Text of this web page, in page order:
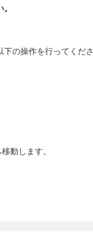
の操作を行ってくださ